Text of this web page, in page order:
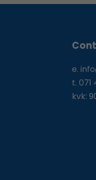
e.
t. 071
kvk: